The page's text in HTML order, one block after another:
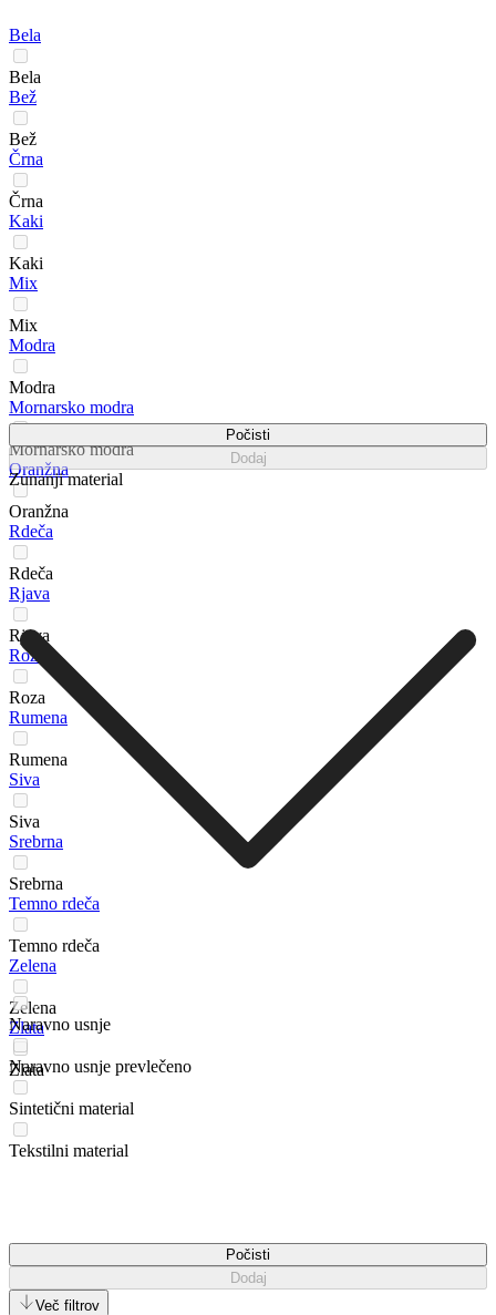
Bela
Bela
Bež
Bež
Črna
Črna
Kaki
Kaki
Mix
Mix
Modra
Modra
Mornarsko modra
Mornarsko modra
Oranžna
Oranžna
Rdeča
Rdeča
Rjava
Rjava
Roza
Roza
Rumena
Rumena
Siva
Siva
Srebrna
Srebrna
Temno rdeča
Temno rdeča
Zelena
Zelena
Zlata
Zlata
Počisti
Dodaj
Zunanji material
Naravno usnje
Naravno usnje prevlečeno
Sintetični material
Tekstilni material
Počisti
Dodaj
Več filtrov